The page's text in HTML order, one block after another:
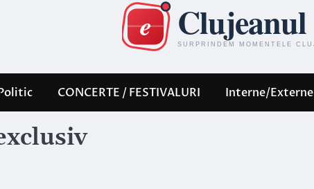
CONCERTE / FESTIVALURI Interne/Externe